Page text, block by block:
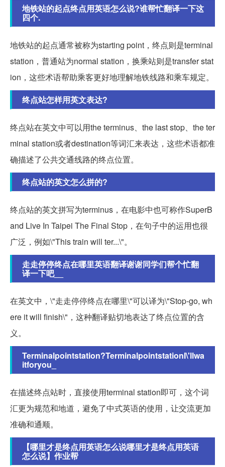
地铁站的起点终点用英语怎么说?谁帮忙翻译一下这
四个.
地铁站的起点通常被称为starting point，终点则是terminal
station，普通站为normal station，换乘站则是transfer stat
ion，这些术语帮助乘客更好地理解地铁线路和乘车规定。
终点站怎样用英文表达?
终点站在英文中可以用the terminus、the last stop、the ter
minal station或者destination等词汇来表达，这些术语都准
确描述了公共交通线路的终点位置。
终点站的英文怎么拼的?
终点站的英文拼写为terminus，在电影中也可称作SuperB
and Live In Taipei The Final Stop，在句子中的运用也很
广泛，例如\"This train will ter...\"。
走走停停终点在哪里英语翻译谢谢同学们帮个忙翻
译一下吧__
在英文中，\"走走停停终点在哪里\"可以译为\"Stop-go, wh
ere it will finish\"，这种翻译贴切地表达了终点位置的含
义。
Terminalpointstation?TerminalpointstationI\'llwa
itforyou_
在描述终点站时，直接使用terminal station即可，这个词
汇更为规范和地道，避免了中式英语的使用，让交流更加
准确和通顺。
【哪里才是终点用英语怎么说哪里才是终点用英语
怎么说】作业帮